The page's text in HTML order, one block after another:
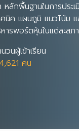
ลักพื้นฐานในการประ
นิค แผนภูมิ แนวโน้ม
ารพอร์ตหุ้นในแต่ละสภ
วนผู้เข้าเรียน
คน